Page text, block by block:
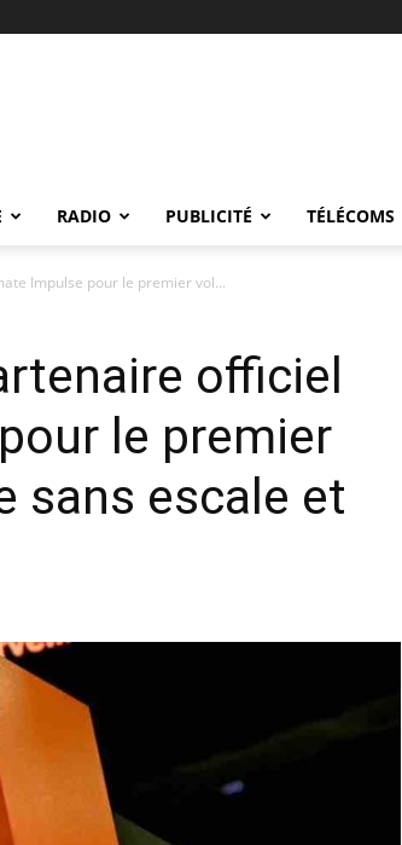
RADIO PUBLICITÉ TÉLÉCOMS
Impulse pour le premier vol...
officiel
le premier
sans escale et